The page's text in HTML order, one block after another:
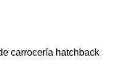
carrocería hatchback